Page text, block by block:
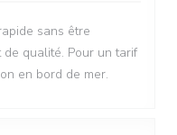
sans être
qualité. Pour un tarif
en bord de mer.